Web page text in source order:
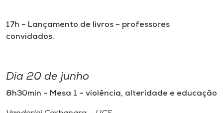
17h – Lançamento de livros – professores
convidados.
Dia 20 de junho
8h30min – Mesa 1 – violência, alteridade e educação